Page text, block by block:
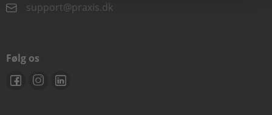
support@praxis.dk
Følg os